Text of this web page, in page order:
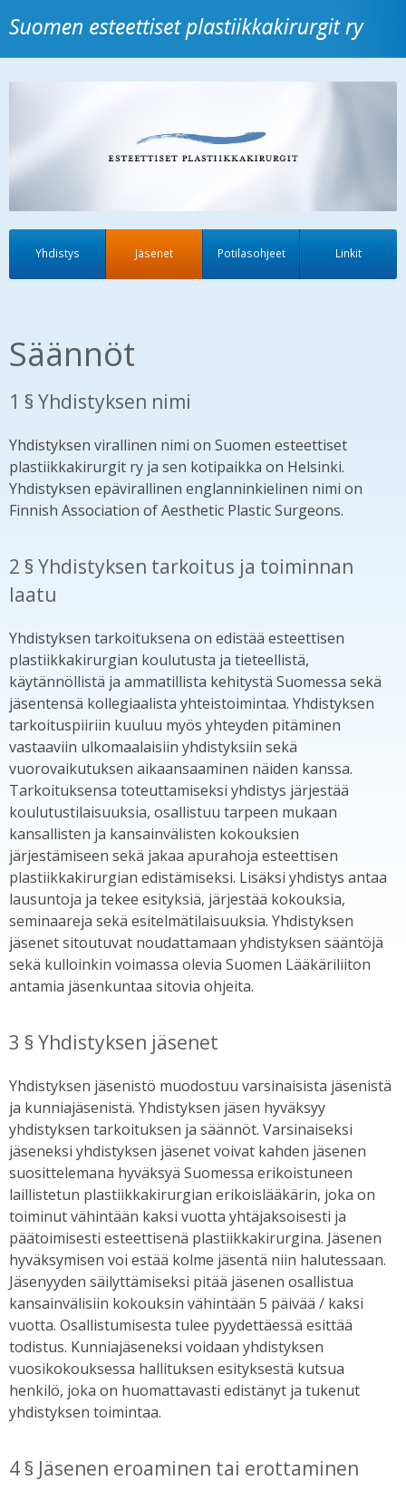
Yhdistys Jäsenet Potilasohjeet Linkit
Säännöt
1 § Yhdistyksen nimi
Yhdistyksen virallinen nimi on Suomen esteettiset
plastiikkakirurgit ry ja sen kotipaikka on Helsinki.
Yhdistyksen epävirallinen englanninkielinen nimi on
Finnish Association of Aesthetic Plastic Surgeons.
2 § Yhdistyksen tarkoitus ja toiminnan
laatu
Yhdistyksen tarkoituksena on edistää esteettisen
plastiikkakirurgian koulutusta ja tieteellistä,
käytännöllistä ja ammatillista kehitystä Suomessa sekä
jäsentensä kollegiaalista yhteistoimintaa. Yhdistyksen
tarkoituspiiriin kuuluu myös yhteyden pitäminen
vastaaviin ulkomaalaisiin yhdistyksiin sekä
vuorovaikutuksen aikaansaaminen näiden kanssa.
Tarkoituksensa toteuttamiseksi yhdistys järjestää
koulutustilaisuuksia, osallistuu tarpeen mukaan
kansallisten ja kansainvälisten kokouksien
järjestämiseen sekä jakaa apurahoja esteettisen
plastiikkakirurgian edistämiseksi. Lisäksi yhdistys antaa
lausuntoja ja tekee esityksiä, järjestää kokouksia,
seminaareja sekä esitelmätilaisuuksia. Yhdistyksen
jäsenet sitoutuvat noudattamaan yhdistyksen sääntöjä
sekä kulloinkin voimassa olevia Suomen Lääkäriliiton
antamia jäsenkuntaa sitovia ohjeita.
3 § Yhdistyksen jäsenet
Yhdistyksen jäsenistö muodostuu varsinaisista jäsenistä
ja kunniajäsenistä. Yhdistyksen jäsen hyväksyy
yhdistyksen tarkoituksen ja säännöt. Varsinaiseksi
jäseneksi yhdistyksen jäsenet voivat kahden jäsenen
suosittelemana hyväksyä Suomessa erikoistuneen
laillistetun plastiikkakirurgian erikoislääkärin, joka on
toiminut vähintään kaksi vuotta yhtäjaksoisesti ja
päätoimisesti esteettisenä plastiikkakirurgina. Jäsenen
hyväksymisen voi estää kolme jäsentä niin halutessaan.
Jäsenyyden säilyttämiseksi pitää jäsenen osallistua
kansainvälisiin kokouksin vähintään 5 päivää / kaksi
vuotta. Osallistumisesta tulee pyydettäessä esittää
todistus. Kunniajäseneksi voidaan yhdistyksen
vuosikokouksessa hallituksen esityksestä kutsua
henkilö, joka on huomattavasti edistänyt ja tukenut
yhdistyksen toimintaa.
4 § Jäsenen eroaminen tai erottaminen